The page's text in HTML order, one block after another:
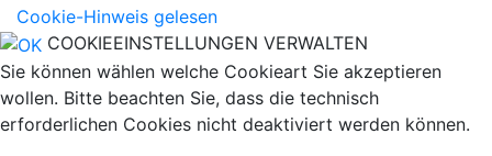
Cookie-Hinweis gelesen
COOKIEEINSTELLUNGEN VERWALTEN
Sie können wählen welche Cookieart Sie akzeptieren
wollen. Bitte beachten Sie, dass die technisch
erforderlichen Cookies nicht deaktiviert werden können.